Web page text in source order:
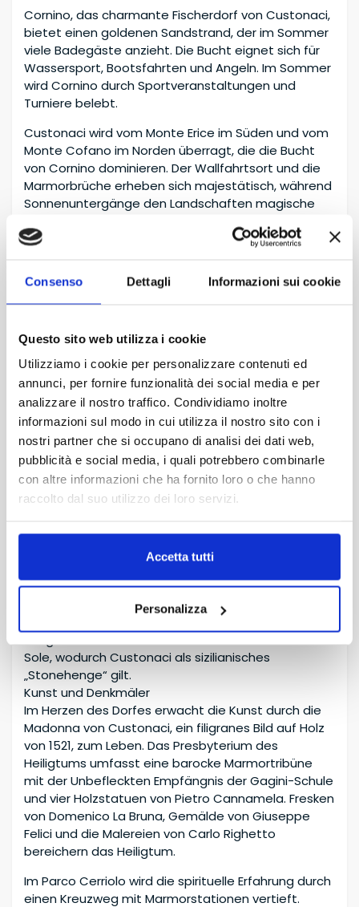
Consenso Dettagli Informazioni sui cookie
Questo sito web utilizza i cookie
Utilizziamo i cookie per personalizzare contenuti ed
annunci, per fornire funzionalità dei social media e per
analizzare il nostro traffico. Condividiamo inoltre
informazioni sul modo in cui utilizza il nostro sito con i
nostri partner che si occupano di analisi dei dati web,
pubblicità e social media, i quali potrebbero combinarle
con altre informazioni che ha fornito loro o che hanno
raccolto dal suo utilizzo dei loro servizi.
Accetta tutti
Personalizza
Cornino, das charmante Fischerdorf von Custonaci,
bietet einen goldenen Sandstrand, der im Sommer
viele Badegäste anzieht. Die Bucht eignet sich für
Wassersport, Bootsfahrten und Angeln. Im Sommer
wird Cornino durch Sportveranstaltungen und
Turniere belebt.
Custonaci wird vom Monte Erice im Süden und vom
Monte Cofano im Norden überragt, die die Bucht
von Cornino dominieren. Der Wallfahrtsort und die
Marmorbrüche erheben sich majestätisch, während
Sonnenuntergänge den Landschaften magische
Olivenhainen und Weinbergen.
Geschichte. Die Natur bietet spektakuläre Ausblicke
auf die Reserven des Monte Cofano und des Monte
Sparagio.
Das Naturschutzgebiet Monte Cofano ist ein
wahres Schatzkästchen mit riesigen Felsen, die bis
zum Meer reichen. Auf dem Land finden sich die
Bagli, alte, befestigte Landstrukturen mit Innenhof.
Custonaci hat ein reiches historisches und
kulturelles Erbe, von prähistorischen Höhlen bis zu
Grotte Mangiapane, die im frühen 19. Jahrhundert
eine Familie beherbergte und heute als Museum
Unter den archäologischen Stätten ist auch die
älteste islamische Kornkammer erwähnenswert
Sole, wodurch Custonaci als sizilianisches
„Stonehenge“ gilt.
Kunst und Denkmäler
Im Herzen des Dorfes erwacht die Kunst durch die
Madonna von Custonaci, ein filigranes Bild auf Holz
von 1521, zum Leben. Das Presbyterium des
Heiligtums umfasst eine barocke Marmortribüne
mit der Unbefleckten Empfängnis der Gagini-Schule
und vier Holzstatuen von Pietro Cannamela. Fresken
von Domenico La Bruna, Gemälde von Giuseppe
Felici und die Malereien von Carlo Righetto
bereichern das Heiligtum.
Im Parco Cerriolo wird die spirituelle Erfahrung durch
einen Kreuzweg mit Marmorstationen vertieft.